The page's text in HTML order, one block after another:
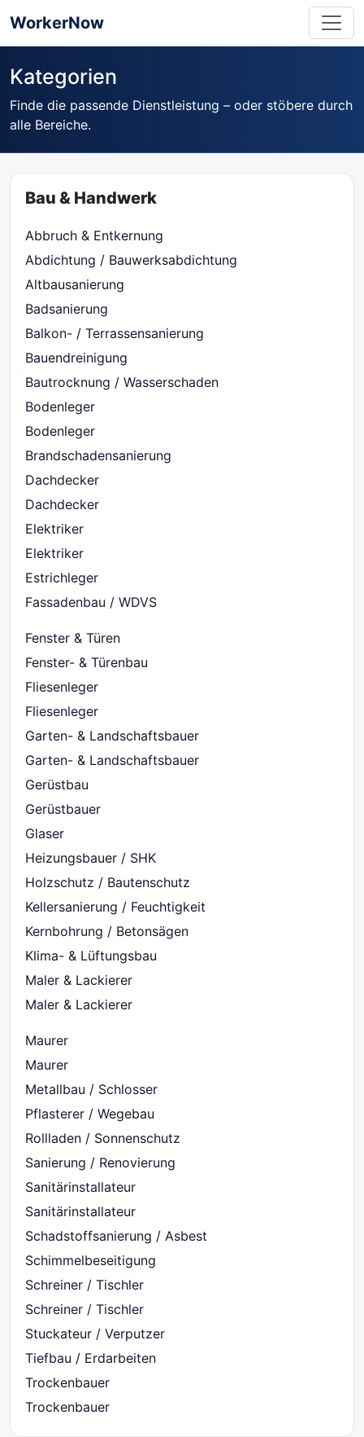
WorkerNow
Kategorien
Finde die passende Dienstleistung – oder stöbere durch
alle Bereiche.
Bau & Handwerk
Abbruch & Entkernung
Abdichtung / Bauwerksabdichtung
Altbausanierung
Badsanierung
Balkon- / Terrassensanierung
Bauendreinigung
Bautrocknung / Wasserschaden
Bodenleger
Bodenleger
Brandschadensanierung
Dachdecker
Dachdecker
Elektriker
Elektriker
Estrichleger
Fassadenbau / WDVS
Fenster & Türen
Fenster- & Türenbau
Fliesenleger
Fliesenleger
Garten- & Landschaftsbauer
Garten- & Landschaftsbauer
Gerüstbau
Gerüstbauer
Glaser
Heizungsbauer / SHK
Holzschutz / Bautenschutz
Kellersanierung / Feuchtigkeit
Kernbohrung / Betonsägen
Klima- & Lüftungsbau
Maler & Lackierer
Maler & Lackierer
Maurer
Maurer
Metallbau / Schlosser
Pflasterer / Wegebau
Rollladen / Sonnenschutz
Sanierung / Renovierung
Sanitärinstallateur
Sanitärinstallateur
Schadstoffsanierung / Asbest
Schimmelbeseitigung
Schreiner / Tischler
Schreiner / Tischler
Stuckateur / Verputzer
Tiefbau / Erdarbeiten
Trockenbauer
Trockenbauer